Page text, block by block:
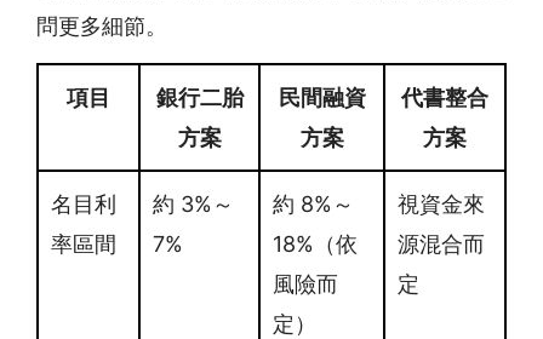
問更多細節。
項目
銀行二胎
方案
民間融資
方案
代書整合
方案
名目利
率區間
約 3%～
7%
約 8%～
18%（依
風險而
定）
視資金來
源混合而
定